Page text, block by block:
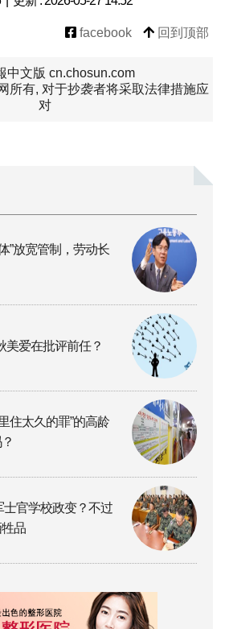
facebook 回到顶部
中文版 cn.chosun.com
所有, 对于抄袭者将采取法律措施应
对
”放宽管制，劳动长
美爱在批评前任？
住太久的罪”的高龄
士官学校政变？不过
品